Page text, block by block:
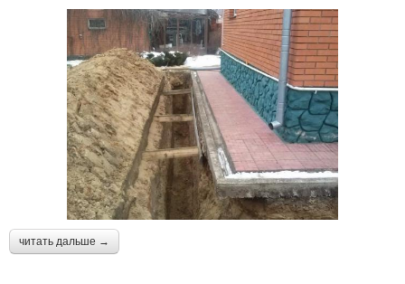
читать дальше →